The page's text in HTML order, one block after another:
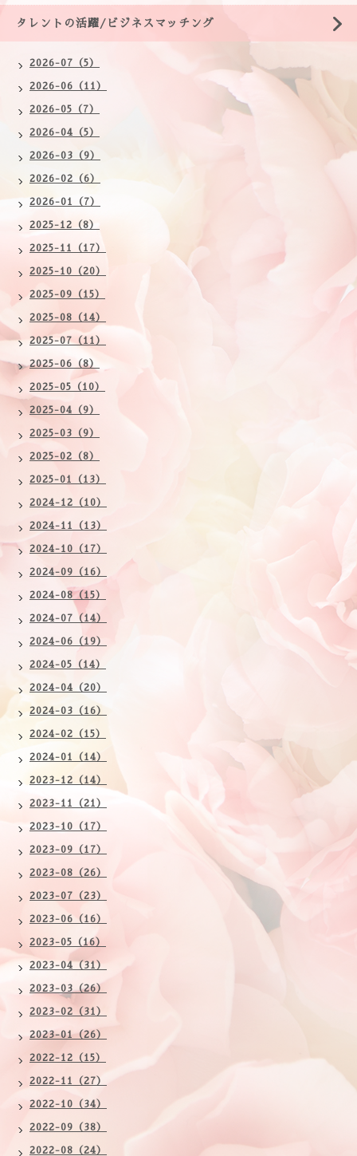
タレントの活躍/ビジネスマッチング
2026-07（5）
2026-06（11）
2026-05（7）
2026-04（5）
2026-03（9）
2026-02（6）
2026-01（7）
2025-12（8）
2025-11（17）
2025-10（20）
2025-09（15）
2025-08（14）
2025-07（11）
2025-06（8）
2025-05（10）
2025-04（9）
2025-03（9）
2025-02（8）
2025-01（13）
2024-12（10）
2024-11（13）
2024-10（17）
2024-09（16）
2024-08（15）
2024-07（14）
2024-06（19）
2024-05（14）
2024-04（20）
2024-03（16）
2024-02（15）
2024-01（14）
2023-12（14）
2023-11（21）
2023-10（17）
2023-09（17）
2023-08（26）
2023-07（23）
2023-06（16）
2023-05（16）
2023-04（31）
2023-03（26）
2023-02（31）
2023-01（26）
2022-12（15）
2022-11（27）
2022-10（34）
2022-09（38）
2022-08（24）